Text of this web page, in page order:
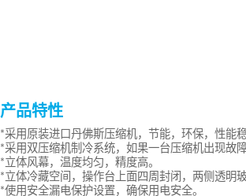
产品特性
*采用原装进口丹佛斯压缩机，节能，环保，性能
*采用双压缩机制冷系统，如果一台压缩机出现故
*立体风幕，温度均匀，精度高。
*立体冷藏空间，操作台上面四周封闭，两侧透明
*使用安全漏电保护设置，确保用电安全。